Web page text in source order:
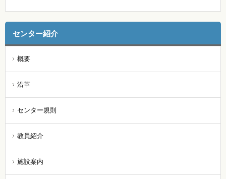
センター紹介
概要
沿革
センター規則
教員紹介
施設案内